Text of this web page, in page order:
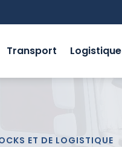
Transport Logistique
ET DE LOGISTIQUE